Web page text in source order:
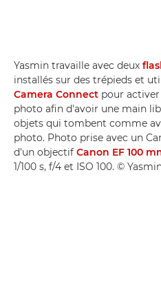
Yasmin travaille avec deux
installés sur des trépieds et
Camera Connect pour
photo afin d'avoir une main
objets qui tombent comme
photo. Photo prise avec un
d'un objectif Canon EF 100
1/100 s, f/4 et ISO 100. ©